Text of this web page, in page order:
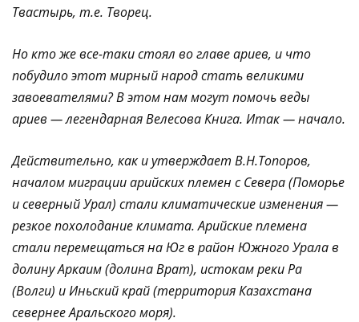
Твастырь, т.е. Творец.
Но кто же все-таки стоял во главе ариев, и что
побудило этот мирный народ стать великими
завоевателями? В этом нам могут помочь веды
ариев — легендарная Велесова Книга. Итак — начало.
Действительно, как и утверждает В.Н.Топоров,
началом миграции арийских племен с Севера (Поморье
и северный Урал) стали климатические изменения —
резкое похолодание климата. Арийские племена
стали перемещаться на Юг в район Южного Урала в
долину Аркаим (долина Врат), истокам реки Ра
(Волги) и Иньский край (территория Казахстана
севернее Аральского моря).